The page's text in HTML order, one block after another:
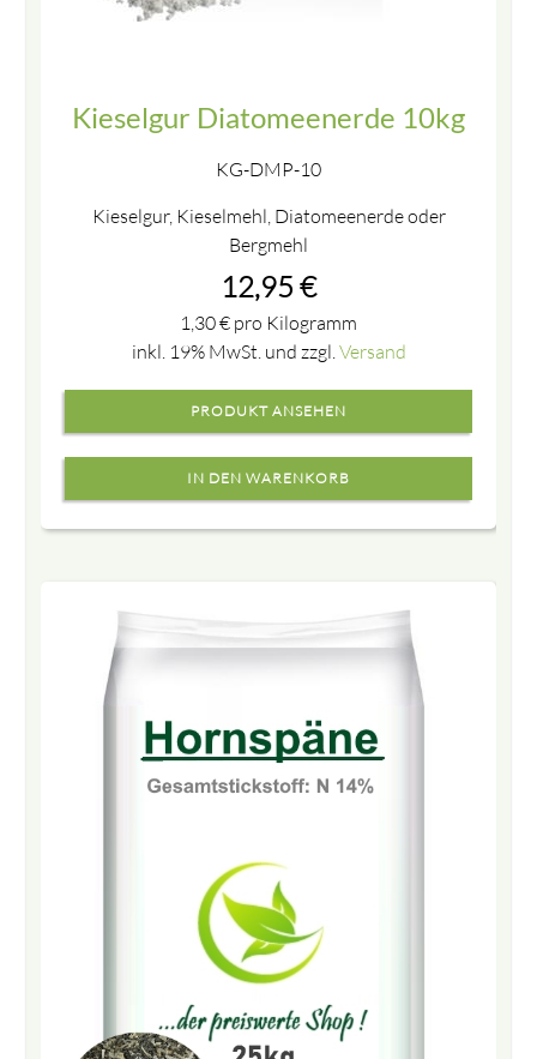
Kieselgur Diatomeenerde 10kg
KG-DMP-10
Kieselgur, Kieselmehl, Diatomeenerde oder
Bergmehl
12,95 €
1,30€ pro Kilogramm
inkl. 19% MwSt. und zzgl.Versand
PRODUKT ANSEHEN